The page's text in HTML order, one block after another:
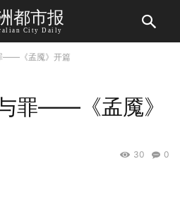
都市报
City Daily
——《孟魇》开篇
罪——《孟魇》
0
30